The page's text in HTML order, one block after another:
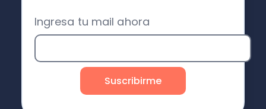
Ingresa tu mail ahora